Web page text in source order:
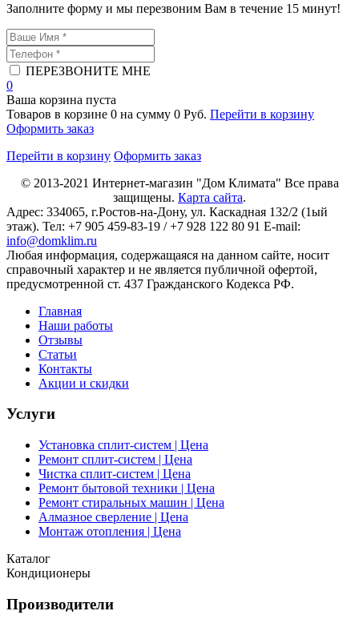
Заполните форму и мы перезвоним Вам в течение 15 минут!
ПЕРЕЗВОНИТЕ МНЕ
0
Ваша корзина пуста
Товаров в корзине 0 на сумму 0 Руб. Перейти в корзину
Оформить заказ
Перейти в корзину Оформить заказ
© 2013-2021 Интернет-магазин "Дом Климата" Все права
защищены. Карта сайта.
Адрес: 334065, г.Ростов-на-Дону, ул. Каскадная 132/2 (1ый
этаж). Тел: +7 905 459-83-19 / +7 928 122 80 91 E-mail:
info@domklim.ru
Любая информация, содержащаяся на данном сайте, носит
справочный характер и не является публичной офертой,
предусмотренной ст. 437 Гражданского Кодекса РФ.
Главная
Наши работы
Отзывы
Статьи
Контакты
Акции и скидки
Услуги
Установка сплит-систем | Цена
Ремонт сплит-систем | Цена
Чистка сплит-систем | Цена
Ремонт бытовой техники | Цена
Ремонт стиральных машин | Цена
Алмазное сверление | Цена
Монтаж отопления | Цена
Каталог
Кондиционеры
Производители